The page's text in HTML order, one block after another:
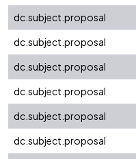
dc.subject.proposal
dc.subject.proposal
dc.subject.proposal
dc.subject.proposal
dc.subject.proposal
dc.subject.proposal